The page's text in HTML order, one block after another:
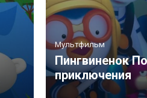
Мультфильм
Пингвиненок
приключения